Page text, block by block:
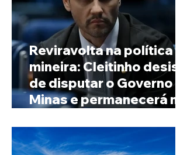
Reviravolta na política
mineira: Cleitinho desiste
de disputar o Governo de
Minas e permanecerá no